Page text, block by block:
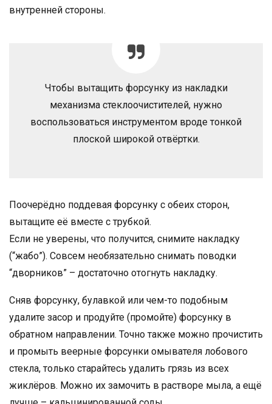
внутренней стороны.
Чтобы вытащить форсунку из накладки
механизма стеклоочистителей, нужно
воспользоваться инструментом вроде тонкой
плоской широкой отвёртки.
Поочерёдно поддевая форсунку с обеих сторон,
вытащите её вместе с трубкой.
Если не уверены, что получится, снимите накладку
(“жабо”). Совсем необязательно снимать поводки
“дворников” – достаточно отогнуть накладку.
Сняв форсунку, булавкой или чем-то подобным
удалите засор и продуйте (промойте) форсунку в
обратном направлении. Точно также можно прочистить
и промыть веерные форсунки омывателя лобового
стекла, только старайтесь удалить грязь из всех
жиклёров. Можно их замочить в растворе мыла, а ещё